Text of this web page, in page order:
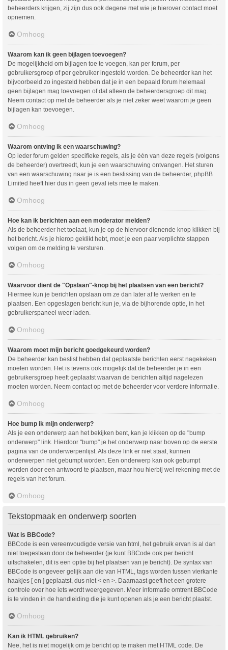
beheerders krijgen, zij zijn dus ook degene met wie je hierover contact moet
opnemen.
Omhoog
Waarom kan ik geen bijlagen toevoegen?
De mogelijkheid om bijlagen toe te voegen, kan per forum, per
gebruikersgroep of per gebruiker ingesteld worden. De beheerder kan het
bijvoorbeeld zo ingesteld hebben dat je in een bepaald forum helemaal
geen bijlagen mag toevoegen of dat alleen de beheerdersgroep dit mag.
Neem contact op met de beheerder als je niet zeker weet waarom je geen
bijlagen kan toevoegen.
Omhoog
Waarom ontving ik een waarschuwing?
Op ieder forum gelden specifieke regels, als je één van deze regels (volgens
de beheerder) overtreedt, kun je een waarschuwing ontvangen. Het sturen
van een waarschuwing naar je is een beslissing van de beheerder, phpBB
Limited heeft hier dus in geen geval iets mee te maken.
Omhoog
Hoe kan ik berichten aan een moderator melden?
Als de beheerder het toelaat, kun je op de hiervoor dienende knop klikken bij
het bericht. Als je hierop geklikt hebt, moet je een paar verplichte stappen
volgen om de melding te versturen.
Omhoog
Waarvoor dient de "Opslaan"-knop bij het plaatsen van een bericht?
Hiermee kun je berichten opslaan om ze dan later af te werken en te
plaatsen. Een opgeslagen bericht kun je, via de bijhorende optie, in het
gebruikerspaneel weer laden.
Omhoog
Waarom moet mijn bericht goedgekeurd worden?
De beheerder kan beslist hebben dat geplaatste berichten eerst nagekeken
moeten worden. Het is tevens ook mogelijk dat de beheerder je in een
gebruikersgroep heeft geplaatst waarvan de berichten altijd nagelezen
moeten worden. Neem contact op met de beheerder voor verdere informatie.
Omhoog
Hoe bump ik mijn onderwerp?
Als je een onderwerp aan het bekijken bent, kan je klikken op de "bump
onderwerp" link. Hierdoor "bump" je het onderwerp naar boven op de eerste
pagina van de onderwerpenlijst. Als deze link er niet staat, kunnen
onderwerpen niet gebumpt worden. Een onderwerp kan ook gebumpt
worden door een antwoord te plaatsen, maar hou hierbij wel rekening met de
regels van het forum.
Omhoog
Tekstopmaak en onderwerp soorten
Wat is BBCode?
BBCode is een vereenvoudigde versie van html, het gebruik ervan is al dan
niet toegestaan door de beheerder (je kunt BBCode ook per bericht
uitschakelen, dit is een optie bij het plaatsen van je bericht). De syntax van
BBCode is ongeveer gelijk aan die van HTML, tags worden tussen vierkante
haakjes [ en ] geplaatst, dus niet < en >. Daarnaast geeft het een grotere
controle over hoe iets wordt weergegeven. Meer informatie omtrent BBCode
is te vinden in de handleiding die je kunt openen als je een bericht plaatst.
Omhoog
Kan ik HTML gebruiken?
Nee, het is niet mogelijk om je bericht op te maken met HTML code. De